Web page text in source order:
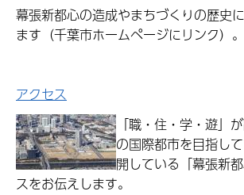
幕張新都心の造成やまちづくりの歴史
ます（千葉市ホームページにリンク）。
アクセス
「職・住・学・遊」
の国際都市を目指し
開している「幕張新
スをお伝えします。